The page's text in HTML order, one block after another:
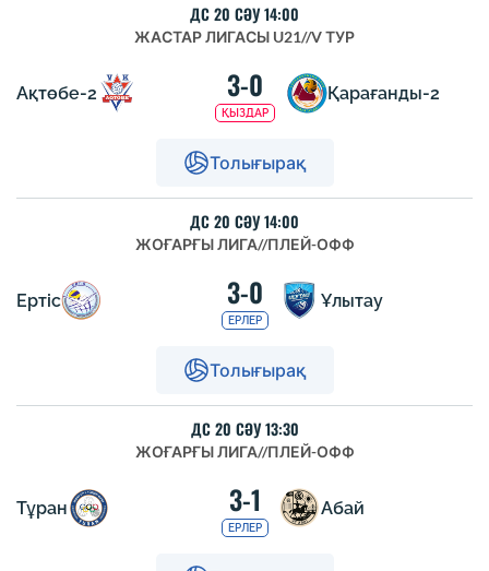
ДС 20 СӘУ 14:00
ЖАСТАР ЛИГАСЫ U21//V ТУР
Ақтөбе-2 3-0
ҚЫЗДАР
Қарағанды-2
Толығырақ
ДС 20 СӘУ 14:00
ЖОҒАРҒЫ ЛИГА//ПЛЕЙ-ОФФ
Ертіс 3-0
ЕРЛЕР
Ұлытау
Толығырақ
ДС 20 СӘУ 13:30
ЖОҒАРҒЫ ЛИГА//ПЛЕЙ-ОФФ
Тұран 3-1
ЕРЛЕР
Абай